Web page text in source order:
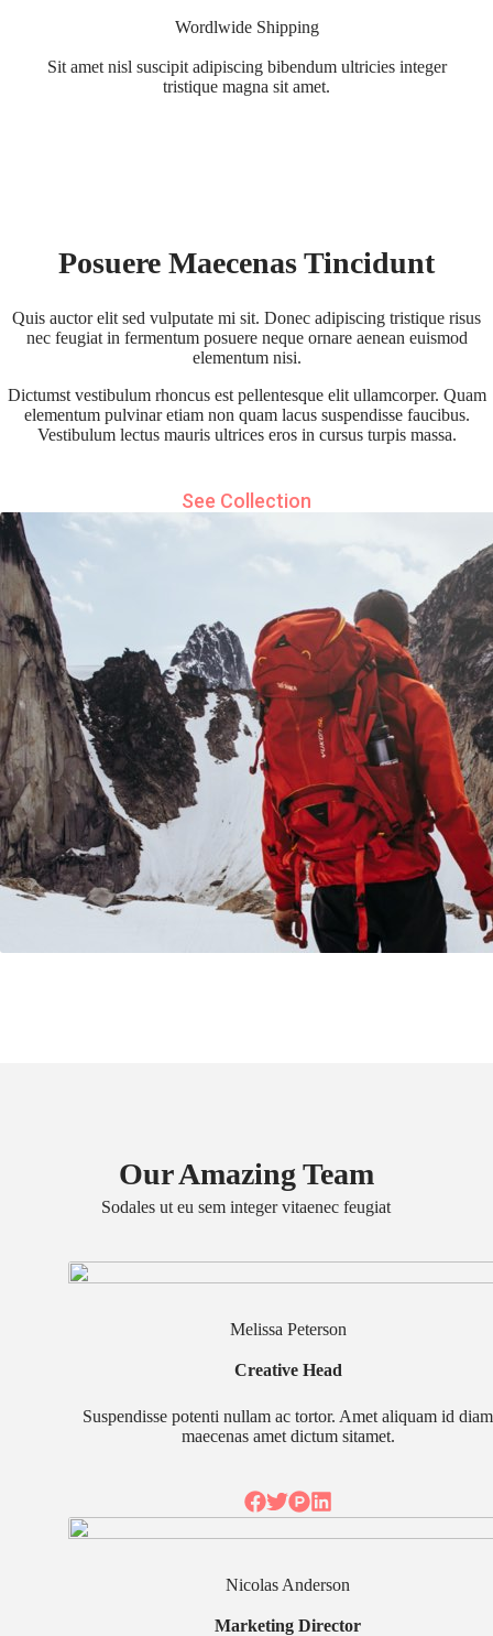
Wordlwide Shipping
Sit amet nisl suscipit adipiscing bibendum ultricies integer
tristique magna sit amet.
Posuere Maecenas Tincidunt
Quis auctor elit sed vulputate mi sit. Donec adipiscing tristique risus
nec feugiat in fermentum posuere neque ornare aenean euismod
elementum nisi.
Dictumst vestibulum rhoncus est pellentesque elit ullamcorper. Quam
elementum pulvinar etiam non quam lacus suspendisse faucibus.
Vestibulum lectus mauris ultrices eros in cursus turpis massa.
See Collection
Our Amazing Team
Sodales ut eu sem integer vitaenec feugiat
Melissa Peterson
Creative Head
Suspendisse potenti nullam ac tortor. Amet aliquam id diam
maecenas amet dictum sitamet.
Nicolas Anderson
Marketing Director